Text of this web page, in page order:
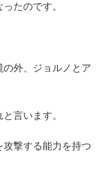
たのです。
外、ジョルノとア
言います。
撃する能力を持つ